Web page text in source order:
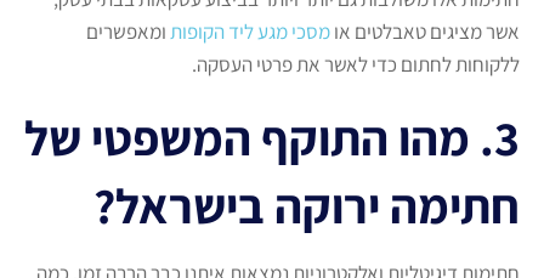
אשר מציגים טאבלטים אומסכי מגע ליד הקופותומאפשרים
ללקוחות לחתום כדי לאשר את פרטי העסקה.
3. מהו התוקף המשפטי של
חתימה ירוקה בישראל?
חתימות דיגיטליות ואלקטרוניות נמצאות איתנו כבר הרבה זמן. כמה